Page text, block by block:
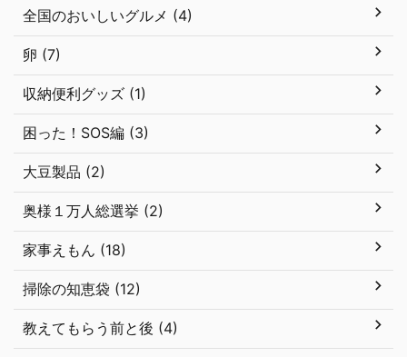
全国のおいしいグルメ (4)
卵 (7)
収納便利グッズ (1)
困った！SOS編 (3)
大豆製品 (2)
奥様１万人総選挙 (2)
家事えもん (18)
掃除の知恵袋 (12)
教えてもらう前と後 (4)